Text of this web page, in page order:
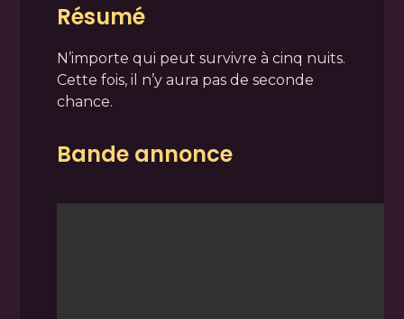
Résumé
N’importe qui peut survivre à cinq nuits.
Cette fois, il n’y aura pas de seconde
chance.
Bande annonce